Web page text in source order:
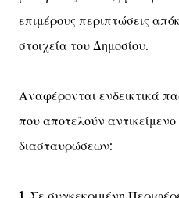
επιμέρους περιπτώσεις
στοιχεία του Δημοσίου.
Αναφέρονται ενδεικτικά
που αποτελούν
διασταυρώσεων: